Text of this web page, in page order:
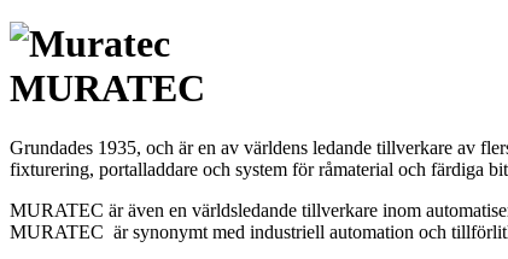
MURATEC
Grundades 1935, och är en av världens ledande tillverkare av
fixturering, portalladdare och system för råmaterial och färdiga
MURATEC är även en världsledande tillverkare inom
MURATEC är synonymt med industriell automation och